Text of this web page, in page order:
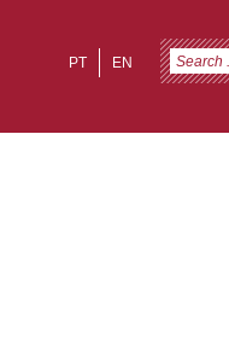
EN
PT